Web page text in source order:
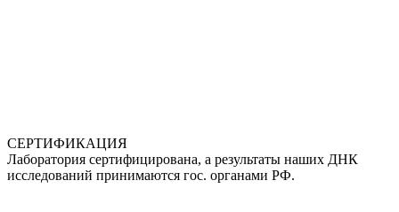
СЕРТИФИКАЦИЯ
Лаборатория сертифицирована, а результаты наших ДНК
исследований принимаются гос. органами РФ.